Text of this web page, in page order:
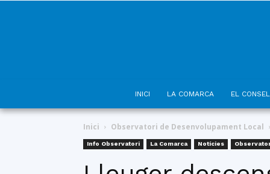
INICI LA COMARCA EL
Inici Observatori de Desenvolupament Local
Info Observatori La Comarca Notícies